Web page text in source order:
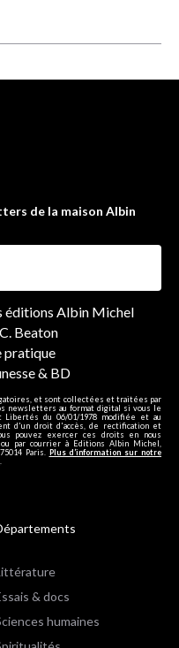
de la maison Albin
éditions Albin Michel
Beaton
pratique
& BD
et sont collectées et traitées par
newsletters au format digital si vous le
Libertés du 06/01/1978 modifiée et au
d'un droit d'accès, de rectification et
pouvez exercer ces droits en nous
ou par courrier à Editions Albin Michel,
Paris. Plus d’information sur notre
& docs
humaines